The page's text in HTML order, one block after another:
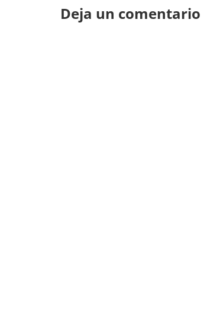
Deja un comentario